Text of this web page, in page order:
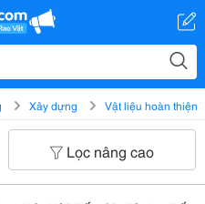
Xây dựng Vật liệu hoàn thiện
Lọc nâng cao